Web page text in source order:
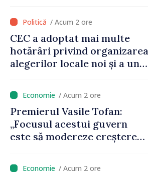
/ Acum 2 ore
CEC a adoptat mai multe
hotărâri privind organizarea
alegerilor locale noi și a unui
Delacău, raionul Anenii Noi
/ Acum 2 ore
Premierul Vasile Tofan:
„Focusul acestui guvern
este să modereze creșterea
/ Acum 2 ore